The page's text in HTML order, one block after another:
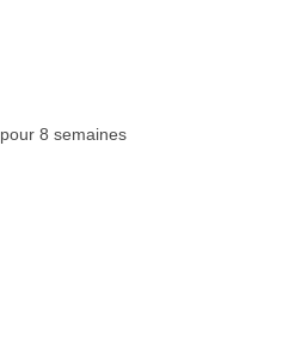
pour 8 semaines